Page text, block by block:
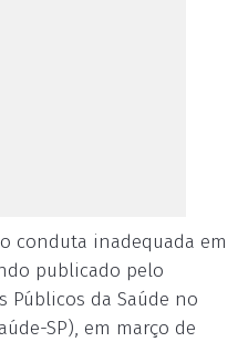
conduta inadequada em
publicado pelo
Públicos da Saúde no
SP), em março de